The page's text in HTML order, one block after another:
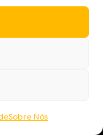
Sobre Nós
2002, o Óscar de
foi dado a um
primeira vez
do cartoonista